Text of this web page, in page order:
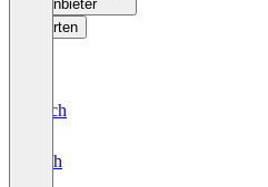
Für Anbieter
Bewerten
Deutsch
English